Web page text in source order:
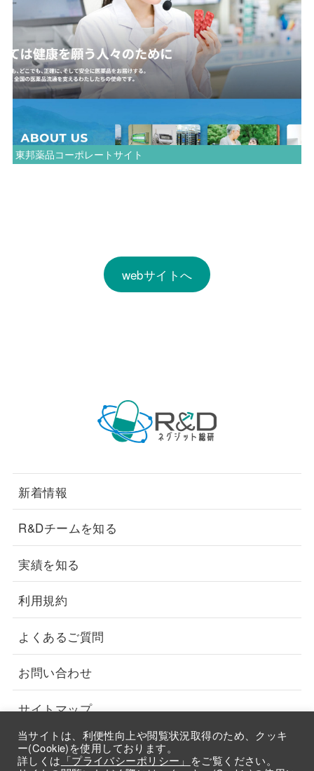
東邦薬品コーポレートサイト
webサイトへ
新着情報
R&Dチームを知る
実績を知る
利用規約
よくあるご質問
お問い合わせ
サイトマップ
採用情報
当サイトは、利便性向上や閲覧状況取得のため、クッキ
ー(Cookie)を使用しております。
詳しくは 「プライバシーポリシー」 をご覧ください。